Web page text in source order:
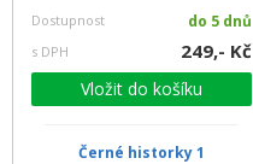
Dostupnost do 5 dnů
s DPH 249,- Kč
Vložit do košíku
Černé historky 1